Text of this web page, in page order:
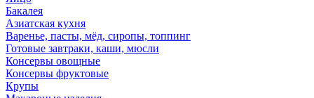
Бакалея
Азиатская кухня
Варенье, пасты, мёд, сиропы, топпинг
Готовые завтраки, каши, мюсли
Консервы овощные
Консервы фруктовые
Крупы